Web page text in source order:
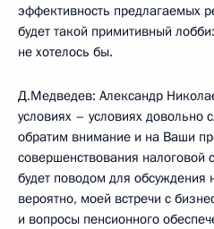
эффективность предлагаемых
будет такой примитивный
не хотелось бы.
Д.Медведев: Александр
условиях – условиях
обратим внимание и на Ваши
совершенствования налоговой
будет поводом для обсуждения
вероятно, моей встречи с
и вопросы пенсионного